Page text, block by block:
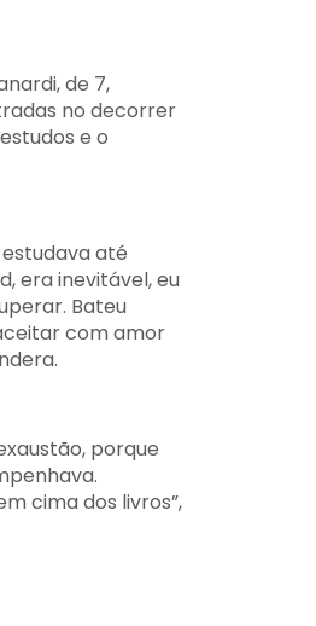
de 7,
no decorrer
e o
até
era inevitável, eu
Bateu
com amor
porque
cima dos livros”,